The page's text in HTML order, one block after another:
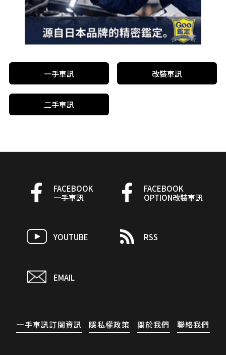
一手車訊 改裝車訊
二手車訊
FACEBOOK
一手車訊
FACEBOOK
OPTION改裝車訊
YOUTUBE RSS
EMAIL
一手車訊訂閱資訊 隱私權政策 關於我們 聯絡我們